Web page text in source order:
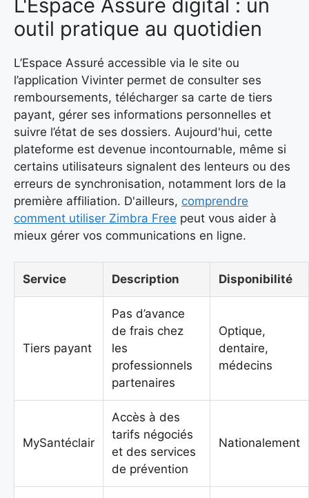
L'Espace Assuré digital : un
outil pratique au quotidien
L’Espace Assuré accessible via le site ou
l’application Vivinter permet de consulter ses
remboursements, télécharger sa carte de tiers
payant, gérer ses informations personnelles et
suivre l’état de ses dossiers. Aujourd'hui, cette
plateforme est devenue incontournable, même si
certains utilisateurs signalent des lenteurs ou des
erreurs de synchronisation, notamment lors de la
première affiliation. D'ailleurs, comprendre
comment utiliser Zimbra Free peut vous aider à
mieux gérer vos communications en ligne.
Service Description Disponibilité
Tiers payant
Pas d’avance
de frais chez
les
professionnels
partenaires
Optique,
dentaire,
médecins
MySantéclair
Accès à des
tarifs négociés
et des services
de prévention
Nationalement